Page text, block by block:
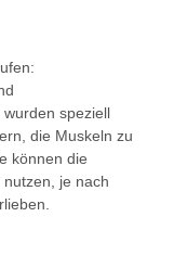
speziell
die Muskeln zu
können die
je nach